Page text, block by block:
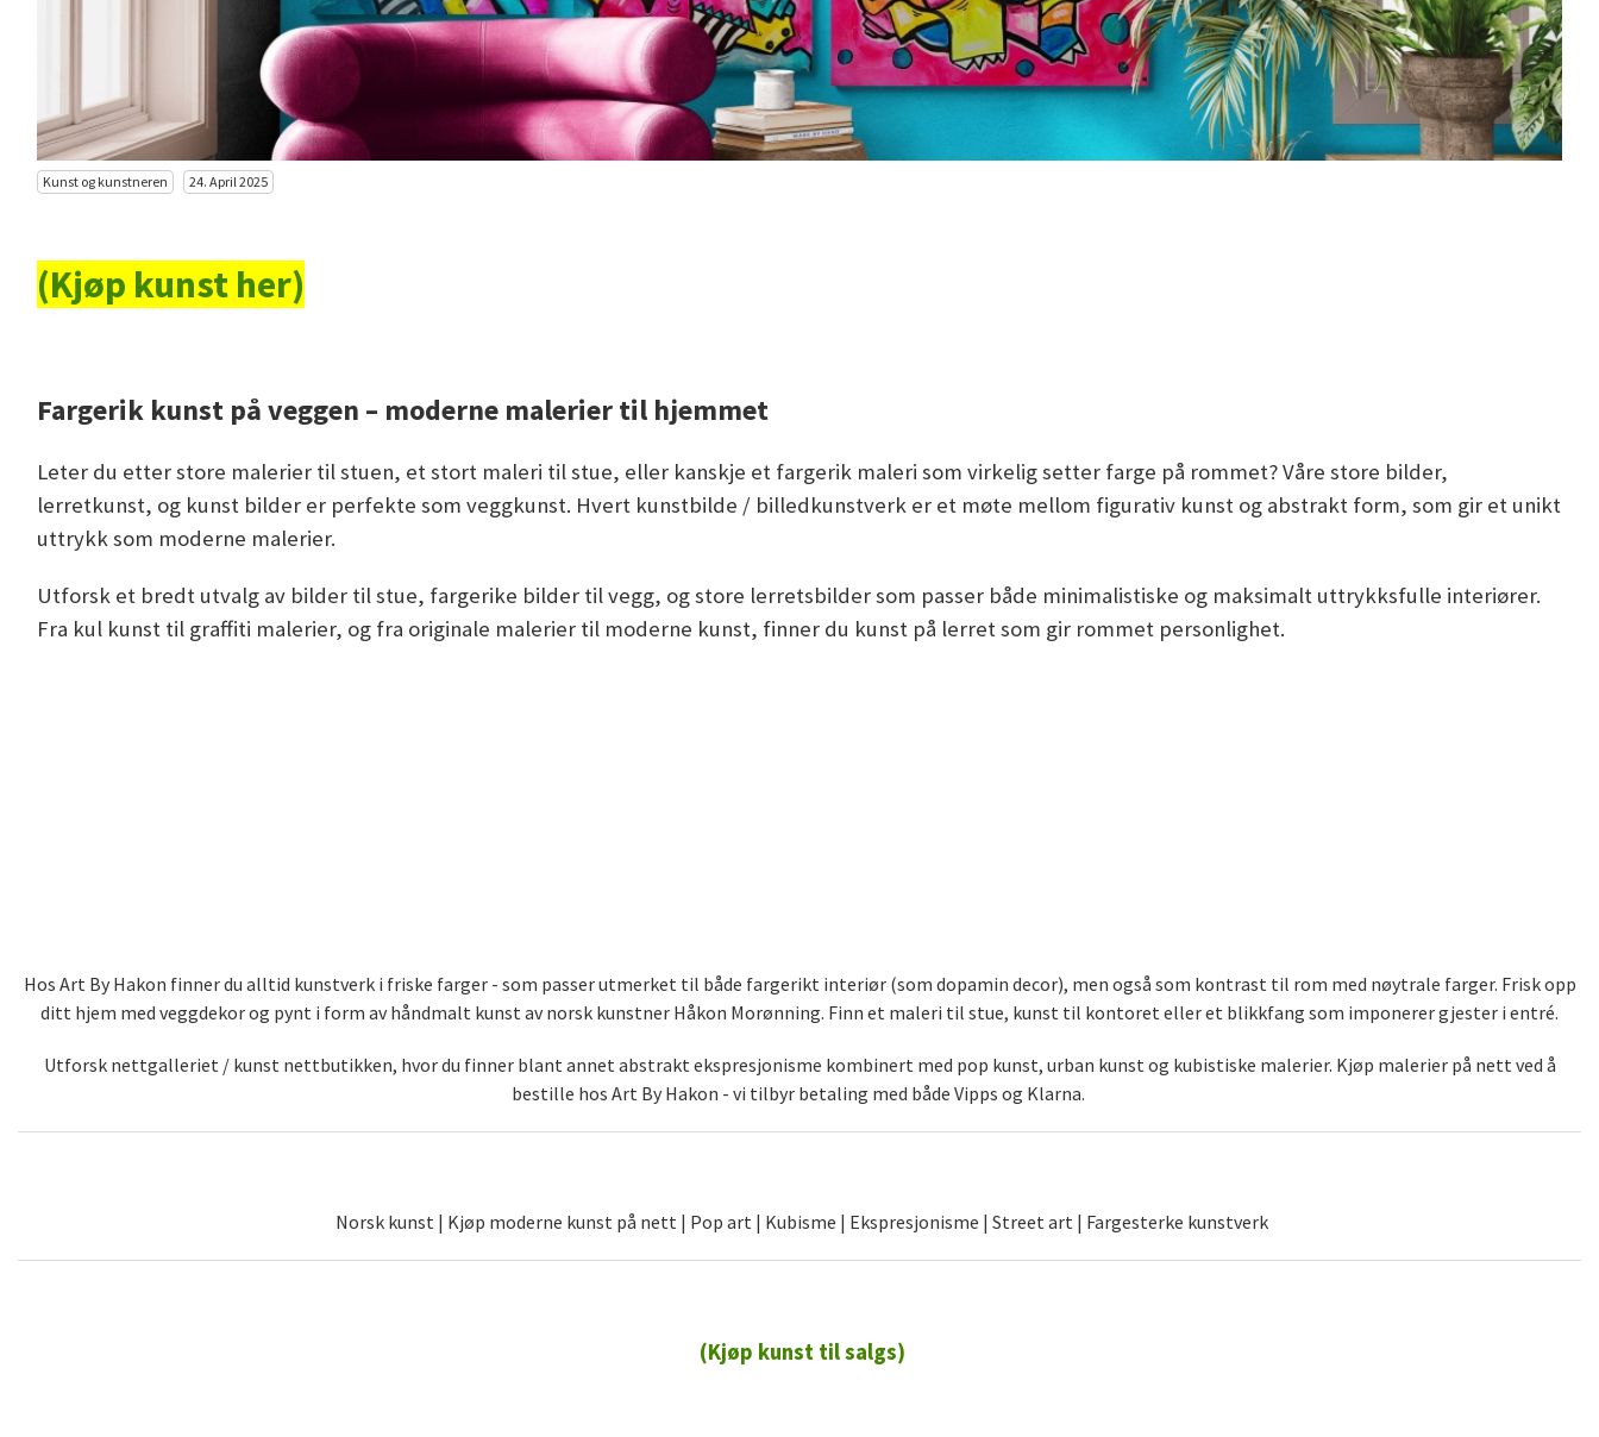
Kunst og kunstneren 24. April 2025
(Kjøp kunst her)
Fargerik kunst på veggen – moderne malerier til hjemmet
Leter du etter store malerier til stuen, et stort maleri til stue, eller kanskje et fargerik maleri som virkelig setter farge på rommet? Våre store bilder,
lerretkunst, og kunst bilder er perfekte som veggkunst. Hvert kunstbilde / billedkunstverk er et møte mellom figurativ kunst og abstrakt form, som gir et unikt
uttrykk som moderne malerier.
Utforsk et bredt utvalg av bilder til stue, fargerike bilder til vegg, og store lerretsbilder som passer både minimalistiske og maksimalt uttrykksfulle interiører.
Fra kul kunst til graffiti malerier, og fra originale malerier til moderne kunst, finner du kunst på lerret som gir rommet personlighet.
Hos Art By Hakon finner du alltid kunstverk i friske farger - som passer utmerket til både fargerikt interiør (som dopamin decor), men også som kontrast til rom med nøytrale farger. Frisk opp
ditt hjem med veggdekor og pynt i form av håndmalt kunst av norsk kunstner Håkon Morønning. Finn et maleri til stue, kunst til kontoret eller et blikkfang som imponerer gjester i entré.
Utforsk nettgalleriet / kunst nettbutikken, hvor du finner blant annet abstrakt ekspresjonisme kombinert med pop kunst, urban kunst og kubistiske malerier. Kjøp malerier på nett ved å
bestille hos Art By Hakon - vi tilbyr betaling med både Vipps og Klarna.
Norsk kunst | Kjøp moderne kunst på nett | Pop art | Kubisme | Ekspresjonisme | Street art | Fargesterke kunstverk
(Kjøp kunst til salgs)